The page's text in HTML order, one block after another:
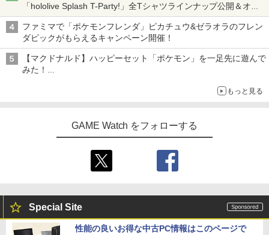
「hololive Splash T-Party!」全Tシャツラインナップ公開＆オン
ライン販売開始
ファミマで「ポケモンフレンダ」ピカチュウ&ゼラオラのフレン
ダピックがもらえるキャンペーン開催！
【マクドナルド】ハッピーセット「ポケモン」を一足先に遊んで
みた！
もっと見る
GAME Watch をフォローする
Special Site
性能の良いお得な中古PC情報はこのページで